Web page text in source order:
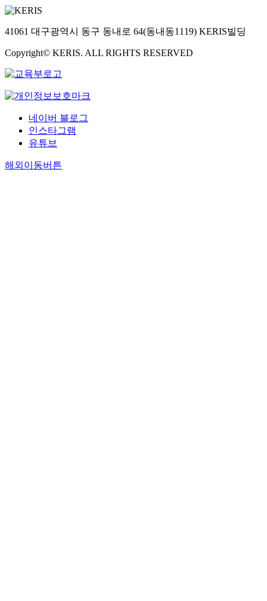
41061 대구광역시 동구 동내로 64(동내동1119) KERIS빌딩
Copyright© KERIS. ALL RIGHTS RESERVED
네이버 블로그
인스타그램
유튜브
해외이동버튼